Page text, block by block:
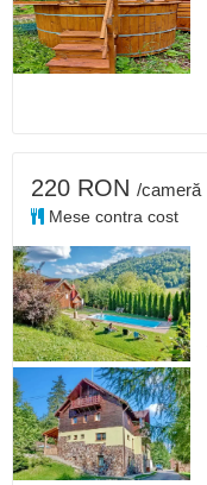
220 RON /cameră
Mese contra cost